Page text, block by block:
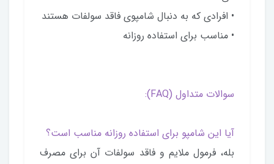
• افرادی که به دنبال شامپوی فاقد سولفات هستند
• مناسب برای استفاده روزانه
سوالات متداول (FAQ):
آیا این شامپو برای استفاده روزانه مناسب است؟
بله، فرمول ملایم و فاقد سولفات آن برای مصرف